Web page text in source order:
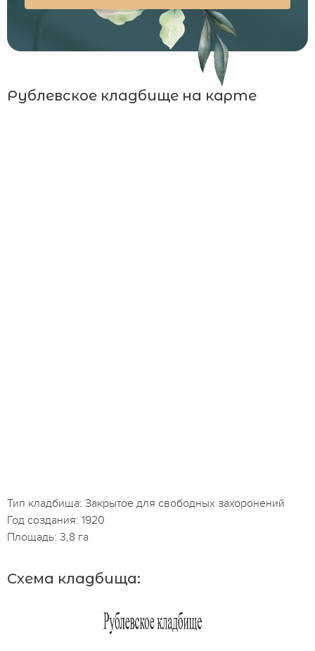
Рублевское кладбище на карте
Тип кладбища: Закрытое для свободных захоронений
Год создания: 1920
Площадь: 3,8 га
Схема кладбища: